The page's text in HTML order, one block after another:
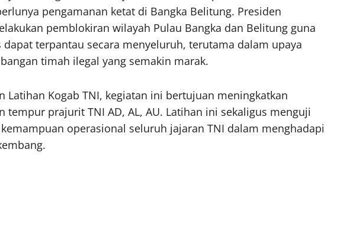
pengamanan ketat di Bangka Belitung. Presiden
pemblokiran wilayah Pulau Bangka dan Belitung guna
terpantau secara menyeluruh, terutama dalam upaya
timah ilegal yang semakin marak.
Latihan Kogab TNI, kegiatan ini bertujuan meningkatkan
tempur prajurit TNI AD, AL, AU. Latihan ini sekaligus menguji
operasional seluruh jajaran TNI dalam menghadapi